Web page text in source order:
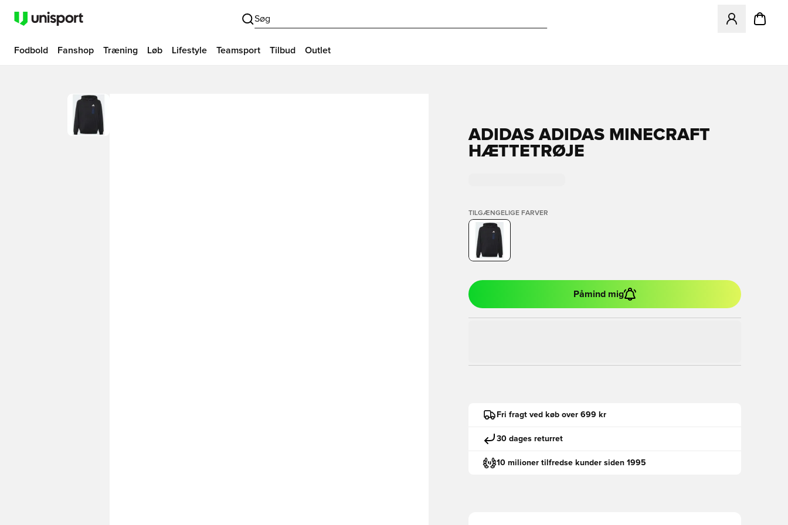
Søg
Åbner en
Fodbold Fanshop Træning Løb Lifestyle Teamsport Tilbud Outlet
ADIDAS ADIDAS MINECRAFT
HÆTTETRØJE
TILGÆNGELIGE FARVER
Påmind mig
Fri fragt ved køb over 699 kr
30 dages returret
10 milioner tilfredse kunder siden 1995